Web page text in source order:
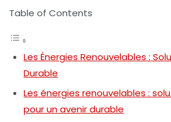
Table of Contents
Les Énergies Renouvelables :
Durable
Les énergies renouvelables :
pour un avenir durable